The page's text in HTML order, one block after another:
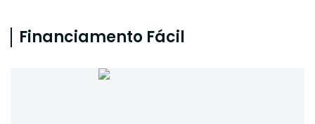
Financiamento Fácil